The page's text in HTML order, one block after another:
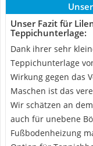
Unser Fazit für
Teppichunterlage:
Dank ihrer sehr
Teppichunterlage
Wirkung gegen das
Maschen ist das
Wir schätzen an
auch für unebene
Fußbodenheizung